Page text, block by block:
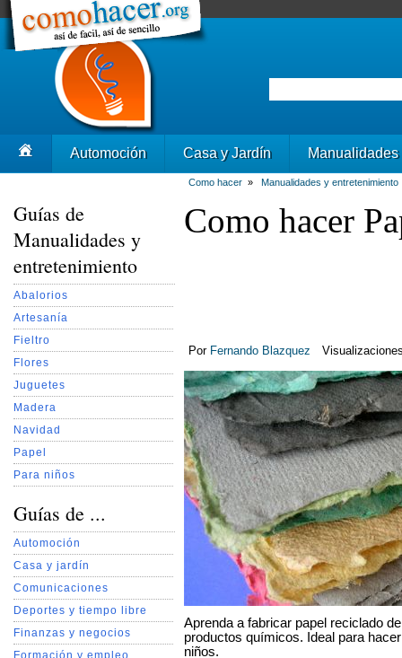
Automoción Casa y Jardín Manualidades
Como hacer » Manualidades y entretenimiento
Guías de
Manualidades y
entretenimiento
Abalorios
Artesanía
Fieltro
Flores
Juguetes
Madera
Navidad
Papel
Para niños
Guías de ...
Automoción
Casa y jardín
Comunicaciones
Deportes y tiempo libre
Finanzas y negocios
Formación y empleo
Como hacer
Por Fernando Blazquez
Aprenda a fabricar papel reciclado
productos químicos. Ideal para
niños.